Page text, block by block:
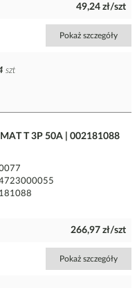
49,24 zł/szt
Pokaż szczegóły
szt
T 3P 50A | 002181088
266,97 zł/szt
Pokaż szczegóły